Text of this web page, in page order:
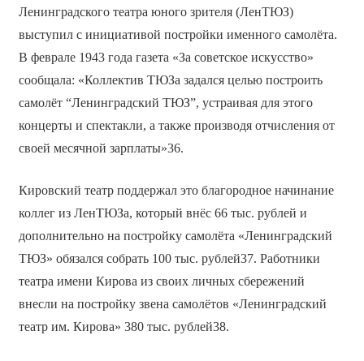
Ленинградского театра юного зрителя (ЛенТЮЗ)
выступил с инициативой постройки именного самолёта.
В феврале 1943 года газета «За советское искусство»
сообщала: «Коллектив ТЮЗа задался целью построить
самолёт “Ленинградский ТЮЗ”, устраивая для этого
концерты и спектакли, а также производя отчисления от
своей месячной зарплаты»36.
Кировский театр поддержал это благородное начинание
коллег из ЛенТЮЗа, который внёс 66 тыс. рублей и
дополнительно на постройку самолёта «Ленинградский
ТЮЗ» обязался собрать 100 тыс. рублей37. Работники
театра имени Кирова из своих личных сбережений
внесли на постройку звена самолётов «Ленинградский
театр им. Кирова» 380 тыс. рублей38.